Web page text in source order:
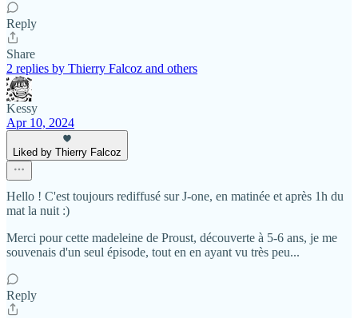
Reply
Share
2 replies by Thierry Falcoz and others
Kessy
Apr 10, 2024
Liked by Thierry Falcoz
Hello ! C'est toujours rediffusé sur J-one, en matinée et après 1h du
mat la nuit :)
Merci pour cette madeleine de Proust, découverte à 5-6 ans, je me
souvenais d'un seul épisode, tout en en ayant vu très peu...
Reply